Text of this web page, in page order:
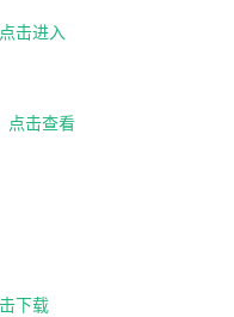
击进入
点击查看
下载